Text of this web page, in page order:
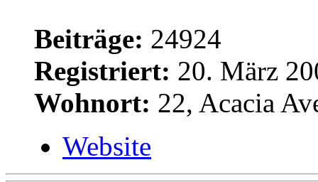
Beiträge: 24924
Registriert: 20. März
Wohnort: 22, Acacia
Website